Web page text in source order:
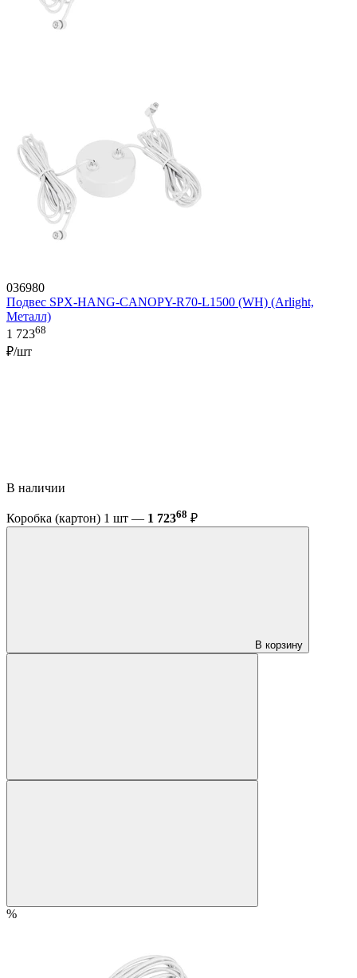
036980
Подвес SPX-HANG-CANOPY-R70-L1500 (WH) (Arlight,
Металл)
1 72368
₽/шт
В наличии
Коробка (картон) 1 шт — 1 72368 ₽
В корзину
%